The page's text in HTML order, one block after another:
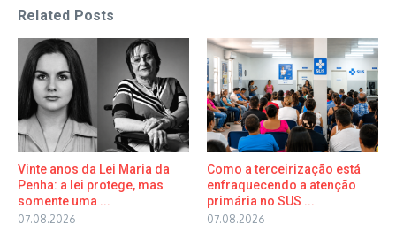
Related Posts
Vinte anos da Lei Maria da
Penha: a lei protege, mas
somente uma ...
07.08.2026
Como a terceirização está
enfraquecendo a atenção
primária no SUS ...
07.08.2026